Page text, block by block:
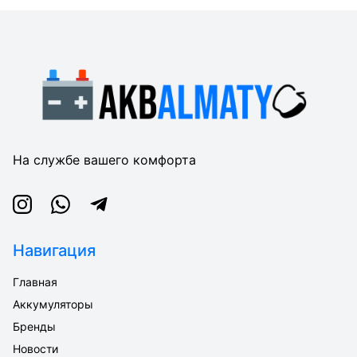
На службе вашего комфорта
InstagramWhatsappTelegram
Навигация
Главная
Аккумуляторы
Бренды
Новости